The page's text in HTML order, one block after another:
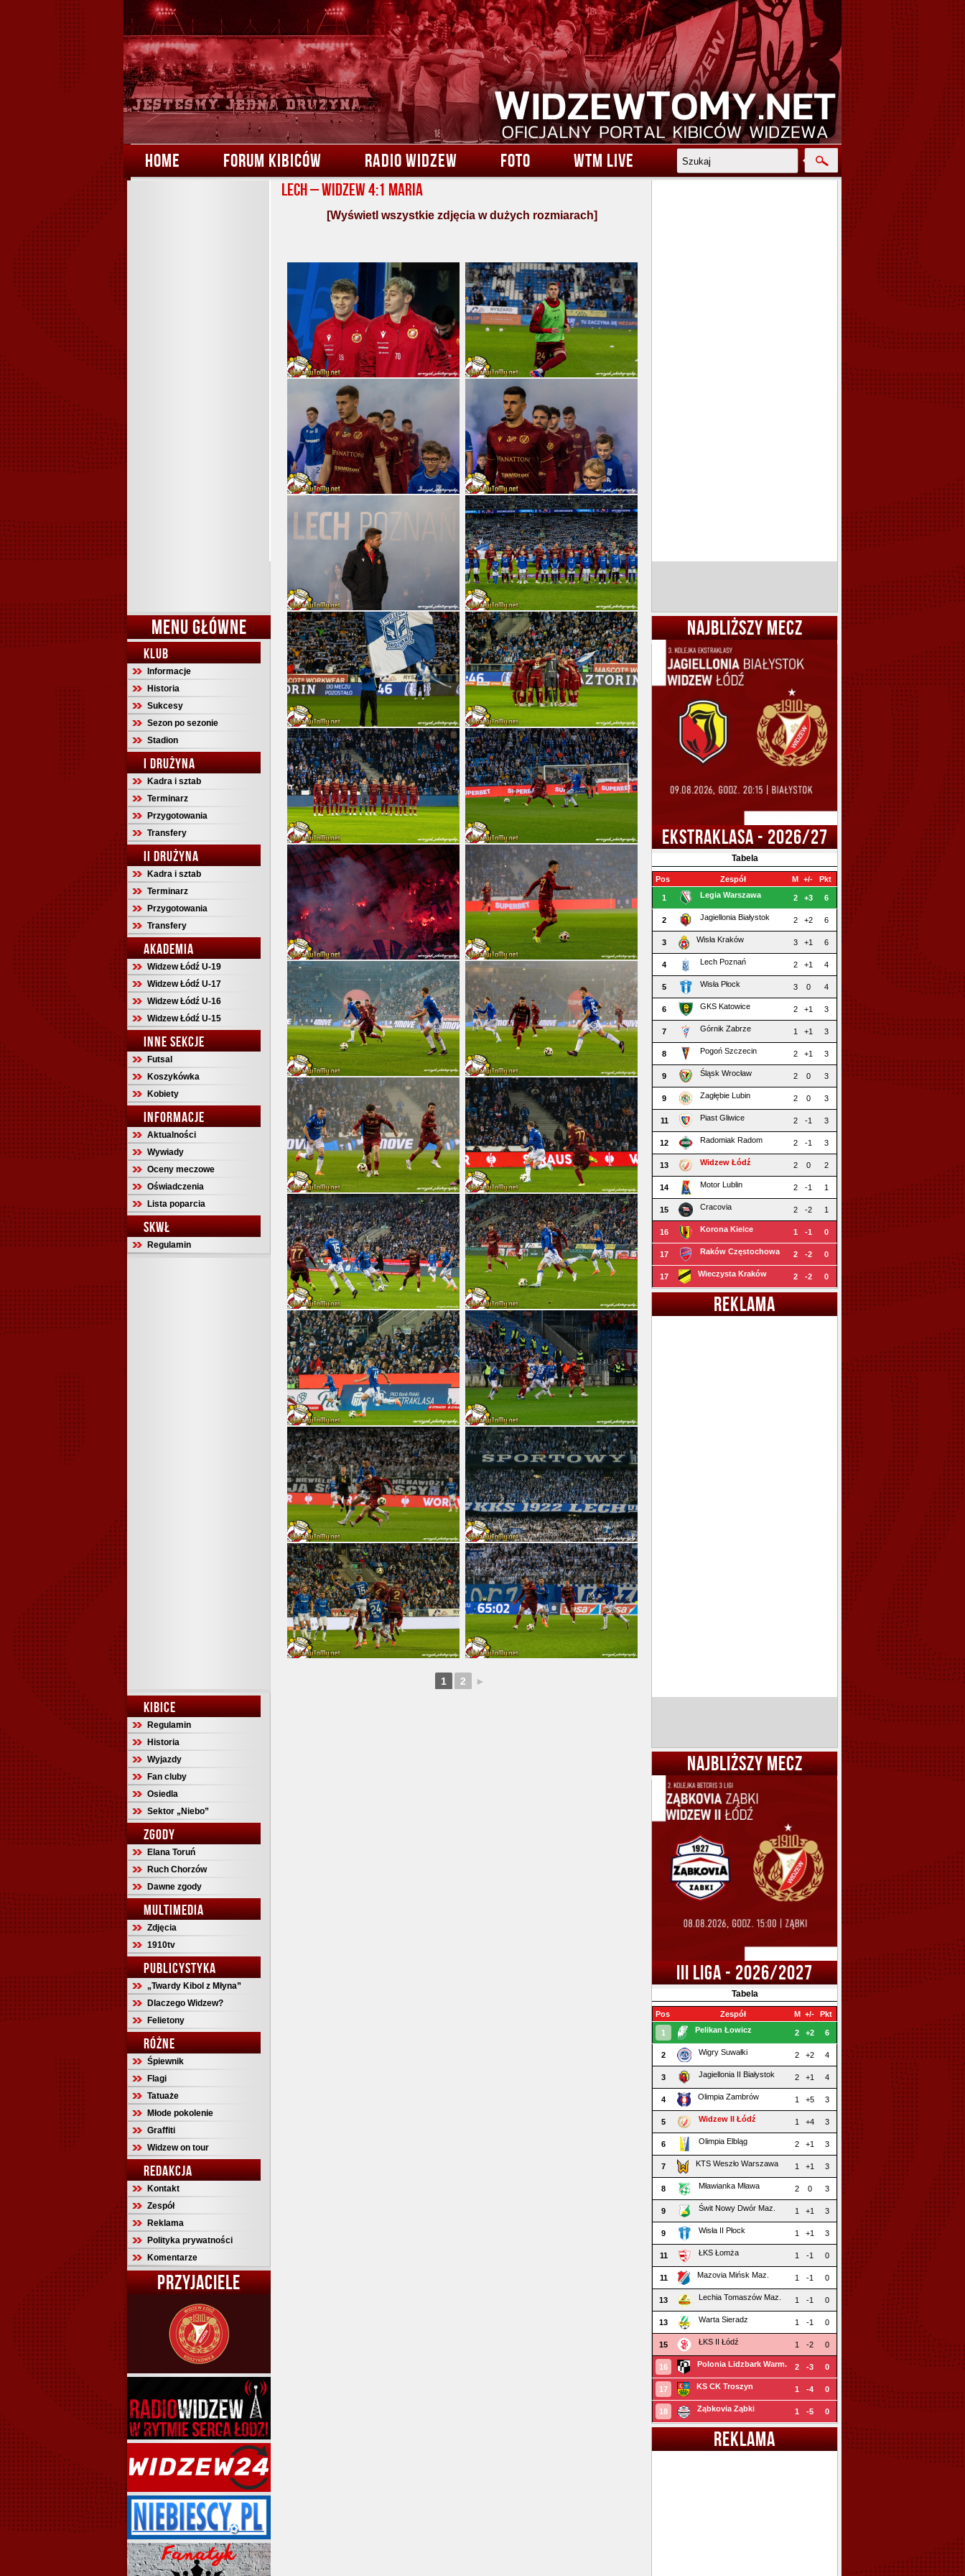
HOME FORUM KIBICÓW RADIO WIDZEW FOTO WTM LIVE
MENU GŁÓWNE
KLUB
Informacje
Historia
Sukcesy
Sezon po sezonie
Stadion
I DRUŻYNA
Kadra i sztab
Terminarz
Przygotowania
Transfery
II DRUŻYNA
Kadra i sztab
Terminarz
Przygotowania
Transfery
AKADEMIA
Widzew Łódź U-19
Widzew Łódź U-17
Widzew Łódź U-16
Widzew Łódź U-15
INNE SEKCJE
Futsal
Koszykówka
Kobiety
INFORMACJE
Aktualności
Wywiady
Oceny meczowe
Oświadczenia
Lista poparcia
SKWŁ
Regulamin
KIBICE
Regulamin
Historia
Wyjazdy
Fan cluby
Osiedla
Sektor „Niebo”
ZGODY
Elana Toruń
Ruch Chorzów
Dawne zgody
MULTIMEDIA
Zdjęcia
1910tv
PUBLICYSTYKA
„Twardy Kibol z Młyna”
Dlaczego Widzew?
Felietony
RÓŻNE
Śpiewnik
Flagi
Tatuaże
Młode pokolenie
Graffiti
Widzew on tour
REDAKCJA
Kontakt
Zespół
Reklama
Polityka prywatności
Komentarze
PRZYJACIELE
Lech – Widzew 4:1 Maria
[Wyświetl wszystkie zdjęcia w dużych rozmiarach]
1 2 ►
NAJBLIŻSZY MECZ
EKSTRAKLASA - 2026/27
Tabela
Pos Zespół M +/- Pkt
1 Legia Warszawa 2 +3 6
2 Jagiellonia Białystok 2 +2 6
3 Wisła Kraków 3 +1 6
4 Lech Poznań 2 +1 4
5 Wisła Płock 3 0 4
6 GKS Katowice 2 +1 3
7 Górnik Zabrze 1 +1 3
8 Pogoń Szczecin 2 +1 3
9 Śląsk Wrocław 2 0 3
9 Zagłębie Lubin 2 0 3
11 Piast Gliwice 2 -1 3
12 Radomiak Radom 2 -1 3
13 Widzew Łódź 2 0 2
14 Motor Lublin 2 -1 1
15 Cracovia 2 -2 1
16 Korona Kielce 1 -1 0
17 Raków Częstochowa 2 -2 0
17 Wieczysta Kraków 2 -2 0
REKLAMA
NAJBLIŻSZY MECZ
III LIGA - 2026/2027
Tabela
Pos Zespół M +/- Pkt
1 Pelikan Łowicz 2 +2 6
2 Wigry Suwałki 2 +2 4
3 Jagiellonia II Białystok 2 +1 4
4 Olimpia Zambrów 1 +5 3
5 Widzew II Łódź 1 +4 3
6 Olimpia Elbląg 2 +1 3
7 KTS Weszło Warszawa 1 +1 3
8 Mławianka Mława 2 0 3
9 Świt Nowy Dwór Maz. 1 +1 3
9 Wisła II Płock 1 +1 3
11 ŁKS Łomża 1 -1 0
11 Mazovia Mińsk Maz. 1 -1 0
13 Lechia Tomaszów Maz. 1 -1 0
13 Warta Sieradz 1 -1 0
15 ŁKS II Łódź 1 -2 0
16 Polonia Lidzbark Warm. 2 -3 0
17 KS CK Troszyn 1 -4 0
18 Ząbkovia Ząbki 1 -5 0
REKLAMA